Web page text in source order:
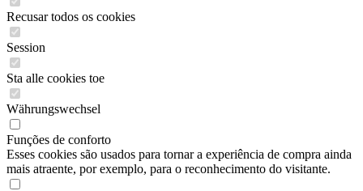
Recusar todos os cookies
Session
Sta alle cookies toe
Währungswechsel
Funções de conforto
Esses cookies são usados para tornar a experiência de compra ainda
mais atraente, por exemplo, para o reconhecimento do visitante.